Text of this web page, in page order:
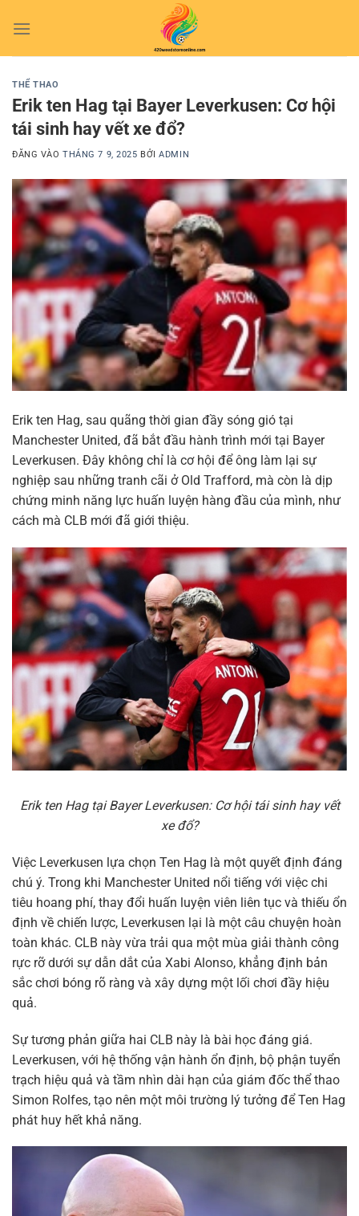
qua
THỂ THAO
Erik ten Hag tại Bayer Leverkusen: Cơ hội
tái sinh hay vết xe đổ?
ĐĂNG VÀOTHÁNG 7 9, 2025 BỞIADMIN
Erik ten Hag, sau quãng thời gian đầy sóng gió tại
Manchester United, đã bắt đầu hành trình mới tại Bayer
Leverkusen. Đây không chỉ là cơ hội để ông làm lại sự
nghiệp sau những tranh cãi ở Old Trafford, mà còn là dịp
chứng minh năng lực huấn luyện hàng đầu của mình, như
cách mà CLB mới đã giới thiệu.
Erik ten Hag tại Bayer Leverkusen: Cơ hội tái sinh hay vết
xe đổ?
Việc Leverkusen lựa chọn Ten Hag là một quyết định đáng
chú ý. Trong khi Manchester United nổi tiếng với việc chi
tiêu hoang phí, thay đổi huấn luyện viên liên tục và thiếu ổn
định về chiến lược, Leverkusen lại là một câu chuyện hoàn
toàn khác. CLB này vừa trải qua một mùa giải thành công
rực rỡ dưới sự dẫn dắt của Xabi Alonso, khẳng định bản
sắc chơi bóng rõ ràng và xây dựng một lối chơi đầy hiệu
quả.
Sự tương phản giữa hai CLB này là bài học đáng giá.
Leverkusen, với hệ thống vận hành ổn định, bộ phận tuyển
trạch hiệu quả và tầm nhìn dài hạn của giám đốc thể thao
Simon Rolfes, tạo nên một môi trường lý tưởng để Ten Hag
phát huy hết khả năng.